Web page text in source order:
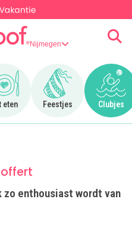
Nijmegen
eten
Ga naar Uit eten
Feestjes
Ga naar Feestjes
Clubjes
Ga
enthousiast wordt van